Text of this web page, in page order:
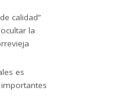
calidad”
la
es